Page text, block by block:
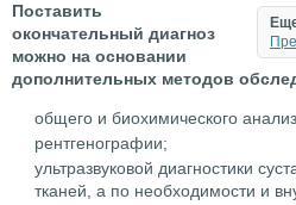
Поставить
окончательный диагноз
можно на основании
дополнительных методов
общего и биохимического
рентгенографии;
ультразвуковой диагностики
тканей, а по необходимости и